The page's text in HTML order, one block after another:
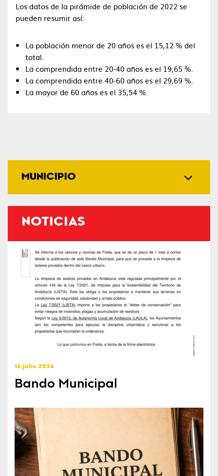
MUNICIPIO
NOTICIAS
16 julio 2026
Bando Municipal
Los datos de la pirámide de población de 2022 se
pueden resumir así:
La población menor de 20 años es el 15,12 % del
total.
La comprendida entre 20-40 años es el 19,65 %.
La comprendida entre 40-60 años es el 29,69 %.
La mayor de 60 años es el 35,54 %.